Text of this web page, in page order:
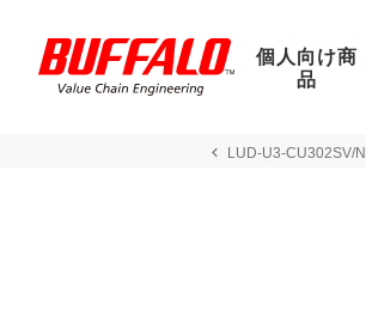
個人向け商
品
LUD-U3-CU302SV/N